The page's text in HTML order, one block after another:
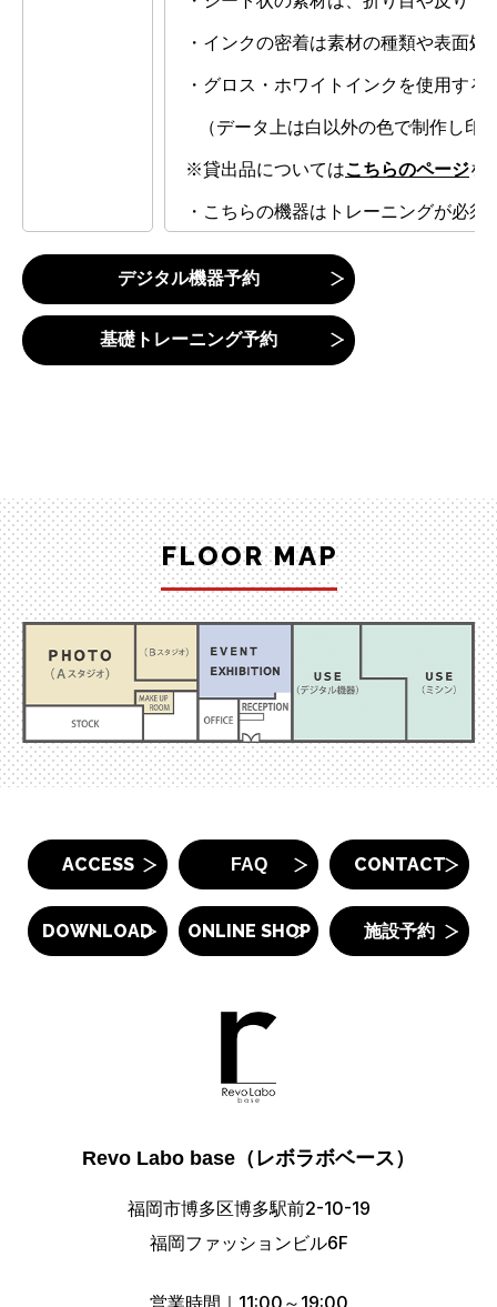
・インクの密着は素材の種類や表面処
・グロス・ホワイトインクを使用す
（データ上は白以外の色で制作し印
※貸出品についてはこちらのページを
・こちらの機器はトレーニングが必
デジタル機器予約
基礎トレーニング予約
FLOOR MAP
ACCESS FAQ CONTACT
DOWNLOAD ONLINE SHOP 施設予約
Revo Labo base（レボラボベース）
福岡市博多区博多駅前2-10-19
福岡ファッションビル6F